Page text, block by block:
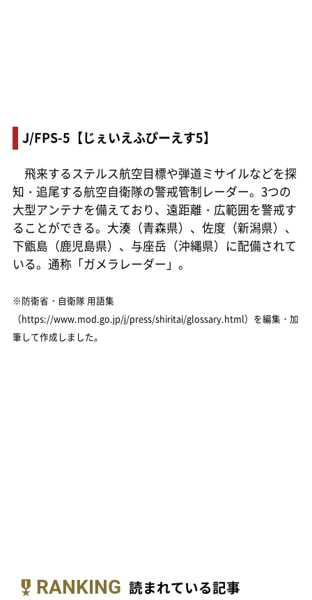
J/FPS-5【じぇいえふぴーえす5】
飛来するステルス航空目標や弾道ミサイルなどを探
知・追尾する航空自衛隊の警戒管制レーダー。3つの
大型アンテナを備えており、遠距離・広範囲を警戒す
ることができる。大湊（青森県）、佐度（新潟県）、
下甑島（鹿児島県）、与座岳（沖縄県）に配備されて
いる。通称「ガメラレーダー」。
※防衛省・自衛隊 用語集
（https://www.mod.go.jp/j/press/shiritai/glossary.html）を編集・加
筆して作成しました。
RANKING 読まれている記事